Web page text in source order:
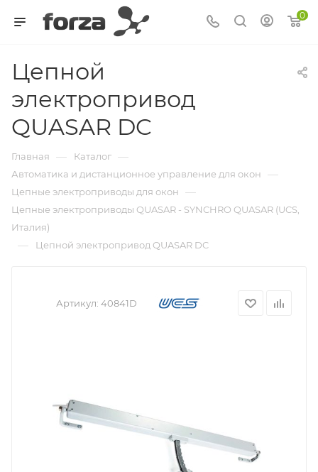
0
Цепной
электропривод
QUASAR DC
Главная — Каталог —
Автоматика и дистанционное управление для окон —
Цепные электроприводы для окон —
Цепные электроприводы QUASAR - SYNCHRO QUASAR (UCS,
Италия)
— Цепной электропривод QUASAR DC
Артикул: 40841D